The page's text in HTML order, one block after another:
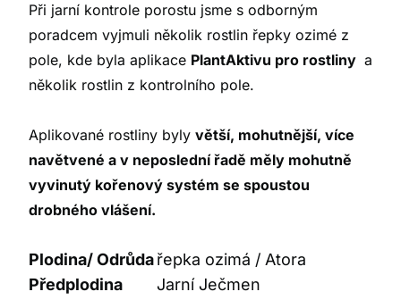
Při jarní kontrole porostu jsme s odborným
poradcem vyjmuli několik rostlin řepky ozimé z
pole, kde byla aplikace PlantAktivu pro rostliny a
několik rostlin z kontrolního pole.
Aplikované rostliny byly větší, mohutnější, více
navětvené a v neposlední řadě měly mohutně
vyvinutý kořenový systém se spoustou
drobného vlášení.
Plodina/ Odrůdařepka ozimá / Atora
Předplodina
Jarní Ječmen